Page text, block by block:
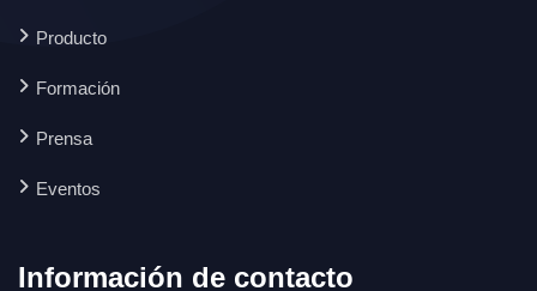
Producto
Formación
Prensa
Eventos
Información de contacto